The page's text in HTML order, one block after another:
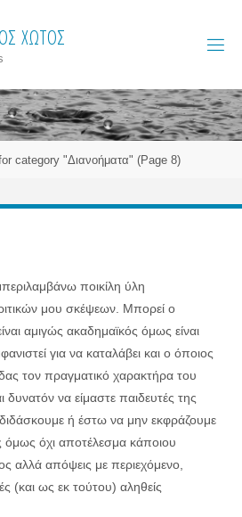
ΟΣ ΧΏΤΟΣ
category "Διανοήματα" (Page 8)
ποικίλη ύλη
μου σκέψεων. Μπορεί ο
αμιγώς ακαδημαϊκός όμως είναι
για να καταλάβει και ο όποιος
τον πραγματικό χαρακτήρα του
δυνατόν να είμαστε παιδευτές της
ή έστω να μην εκφράζουμε
όμως όχι αποτέλεσμα κάποιου
αλλά απόψεις με περιεχόμενο,
(και ως εκ τούτου) αληθείς